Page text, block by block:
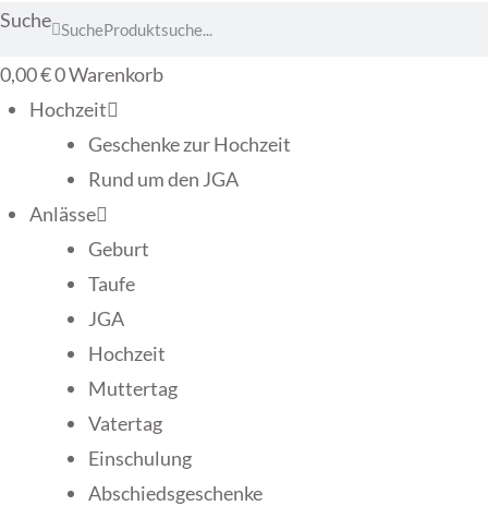
Suche Suche
0,00€0Warenkorb
Hochzeit
Geschenke zur Hochzeit
Rund um den JGA
Anlässe
Geburt
Taufe
JGA
Hochzeit
Muttertag
Vatertag
Einschulung
Abschiedsgeschenke